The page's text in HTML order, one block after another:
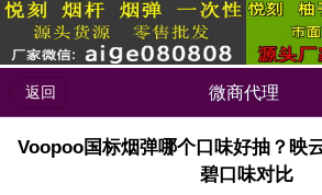
返回 微商代理
Voopoo国标烟弹哪个口味好抽？映
碧口味对比